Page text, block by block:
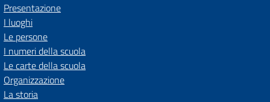
Presentazione
I luoghi
Le persone
I numeri della scuola
Le carte della scuola
Organizzazione
La storia